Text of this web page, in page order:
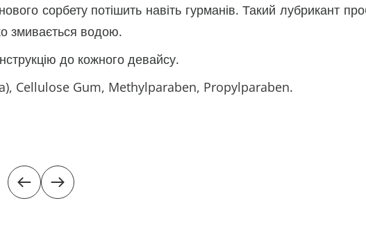
сорбету потішить навіть гурманів. Такий лубрикант
змивається водою.
до кожного девайсу.
Cellulose Gum, Methylparaben, Propylparaben.